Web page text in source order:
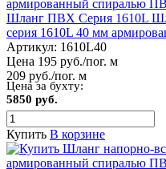
Шланг ПВХ Серия 1610L
серия 1610L 40 мм
Артикул: 1610L40
Цена 195 руб./пог. м
209 руб./пог. м
Цена за бухту:
5850 руб.
Купить В корзине